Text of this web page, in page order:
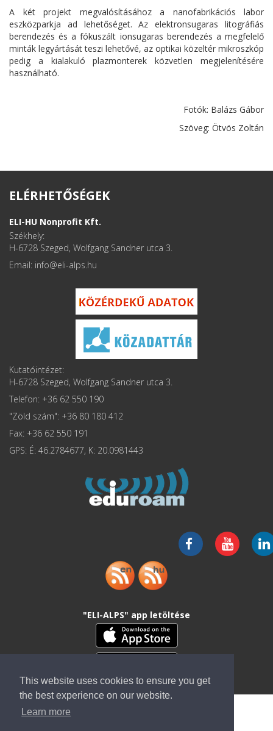
This website uses cookies to ensure you get
the best experience on our website.
Learn more
A két projekt megvalósításához a nanofabrikációs labor
eszközparkja ad lehetőséget. Az elektronsugaras litográfiás
berendezés és a fókuszált ionsugaras berendezés a megfelelő
minták legyártását teszi lehetővé, az optikai közeltér mikroszkóp
pedig a kialakuló plazmonterek közvetlen megjelenítésére
használható.
Fotók: Balázs Gábor
Szöveg: Ötvös Zoltán
ELÉRHETŐSÉGEK
ELI-HU Nonprofit Kft.
Székhely:
H-6728 Szeged, Wolfgang Sandner utca 3.
Email: info
Kutatóintézet:
H-6728 Szeged, Wolfgang Sandner utca 3.
Telefon: +36 62 550 190
"Zöld szám": +36 80 180 412
Fax: +36 62 550 191
GPS: É: 46.2784677, K: 20.0981443
"ELI-ALPS" app letöltése